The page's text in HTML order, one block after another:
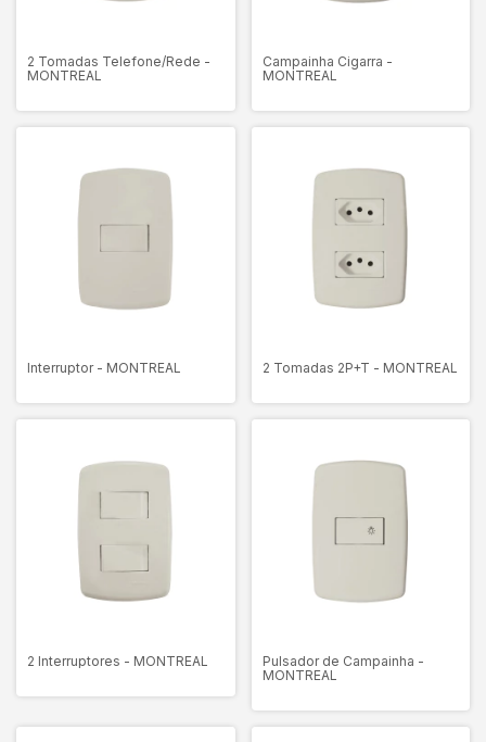
2 Tomadas Telefone/Rede -
MONTREAL
Campainha Cigarra -
MONTREAL
Interruptor - MONTREAL 2 Tomadas 2P+T - MONTREAL
2 Interruptores - MONTREAL
Pulsador de Campainha -
MONTREAL